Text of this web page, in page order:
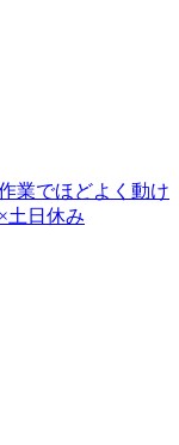
業でほどよく動け
土日休み